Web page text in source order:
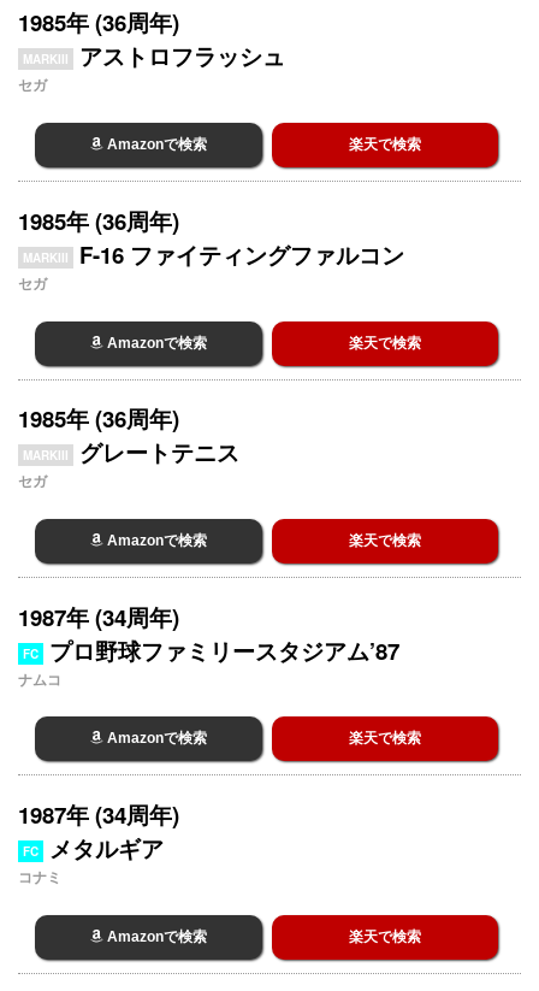
1985年 (36周年)
MARKIII アストロフラッシュ
セガ
Amazonで検索 楽天で検索
1985年 (36周年)
MARKIII F-16 ファイティングファルコン
セガ
Amazonで検索 楽天で検索
1985年 (36周年)
MARKIII グレートテニス
セガ
Amazonで検索 楽天で検索
1987年 (34周年)
FC プロ野球ファミリースタジアム’87
ナムコ
Amazonで検索 楽天で検索
1987年 (34周年)
FC メタルギア
コナミ
Amazonで検索 楽天で検索